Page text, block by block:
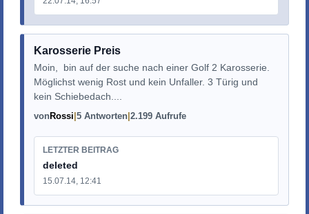
Karosserie Preis
Moin, bin auf der suche nach einer Golf 2 Karosserie.
Möglichst wenig Rost und kein Unfaller. 3 Türig und
kein Schiebedach....
vonRossi 5 Antworten 2.199 Aufrufe
LETZTER BEITRAG
deleted
15.07.14, 12:41